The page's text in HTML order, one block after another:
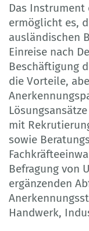
Das
ermöglicht es,
ausländischen
Einreise nach
Beschäftigung
die Vorteile,
mit
sowie
Befragung von
ergänzenden
Handwerk,